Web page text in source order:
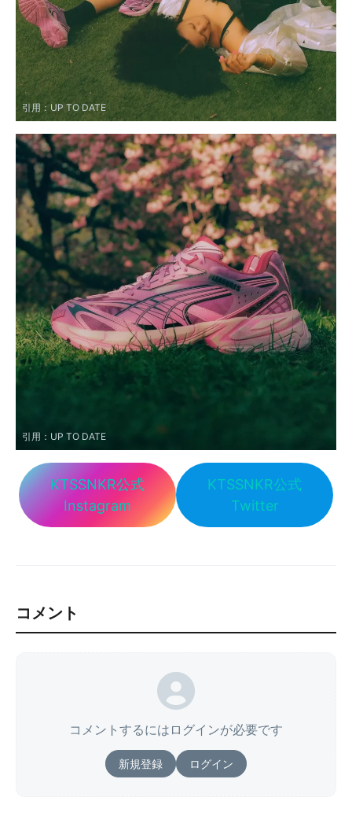
引用： UP TO DATE
引用： UP TO DATE
KTSSNKR公式
Instagram
KTSSNKR公式
Twitter
コメント
コメントするにはログインが必要です
新規登録 ログイン